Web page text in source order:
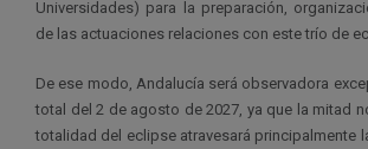
Universidades) para la preparación,
de las actuaciones relaciones con este trío de
De ese modo, Andalucía será observadora
total del 2 de agosto de 2027, ya que la mitad
totalidad del eclipse atravesará principalmente